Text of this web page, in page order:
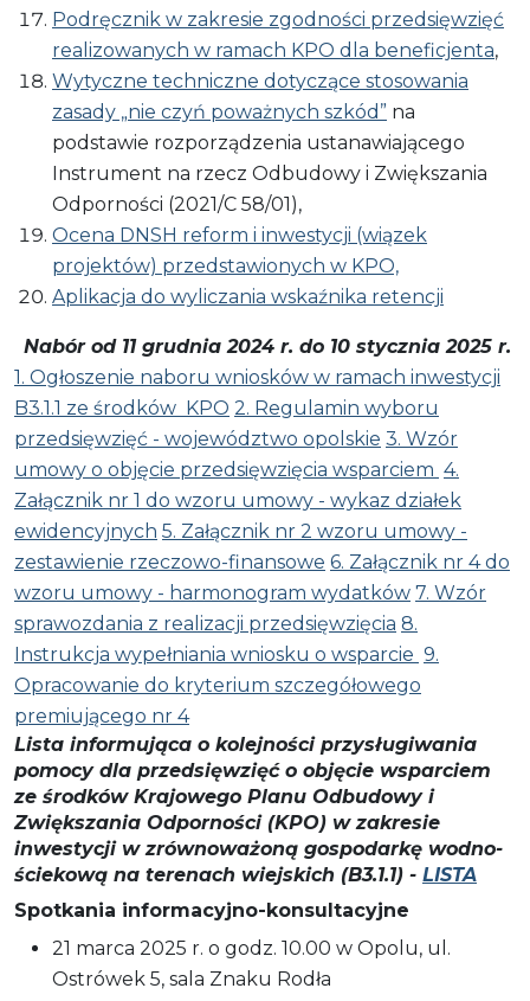
Podręcznik w zakresie zgodności przedsięwzięć
realizowanych w ramach KPO dla beneficjenta,
Wytyczne techniczne dotyczące stosowania
zasady „nie czyń poważnych szkód” na
podstawie rozporządzenia ustanawiającego
Instrument na rzecz Odbudowy i Zwiększania
Odporności (2021/C 58/01),
Ocena DNSH reform i inwestycji (wiązek
projektów) przedstawionych w KPO,
Aplikacja do wyliczania wskaźnika retencji
Nabór od 11 grudnia 2024 r. do 10 stycznia 2025 r.
1. Ogłoszenie naboru wniosków w ramach inwestycji
B3.1.1 ze środków KPO 2. Regulamin wyboru
przedsięwzięć - województwo opolskie 3. Wzór
umowy o objęcie przedsięwzięcia wsparciem 4.
Załącznik nr 1 do wzoru umowy - wykaz działek
ewidencyjnych 5. Załącznik nr 2 wzoru umowy -
zestawienie rzeczowo-finansowe 6. Załącznik nr 4 do
wzoru umowy - harmonogram wydatków 7. Wzór
sprawozdania z realizacji przedsięwzięcia 8.
Instrukcja wypełniania wniosku o wsparcie 9.
Opracowanie do kryterium szczegółowego
premiującego nr 4
Lista informująca o kolejności przysługiwania
pomocy dla przedsięwzięć o objęcie wsparciem
ze środków Krajowego Planu Odbudowy i
Zwiększania Odporności (KPO) w zakresie
inwestycji w zrównoważoną gospodarkę wodno-
ściekową na terenach wiejskich (B3.1.1) - LISTA
Spotkania informacyjno-konsultacyjne
21 marca 2025 r. o godz. 10.00 w Opolu, ul.
Ostrówek 5, sala Znaku Rodła